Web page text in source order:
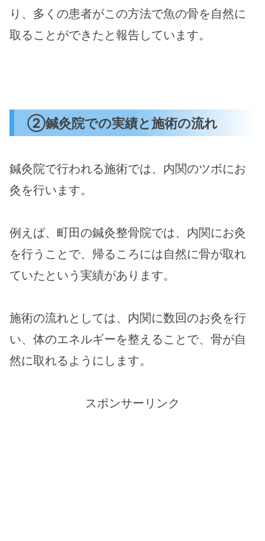
り、多くの患者がこの方法で魚の骨を自然に
取ることができたと報告しています​。
②鍼灸院での実績と施術の流れ
鍼灸院で行われる施術では、内関のツボにお
灸を行います。
例えば、町田の鍼灸整骨院では、内関にお灸
を行うことで、帰るころには自然に骨が取れ
ていたという実績があります​。
施術の流れとしては、内関に数回のお灸を行
い、体のエネルギーを整えることで、骨が自
然に取れるようにします​。
スポンサーリンク